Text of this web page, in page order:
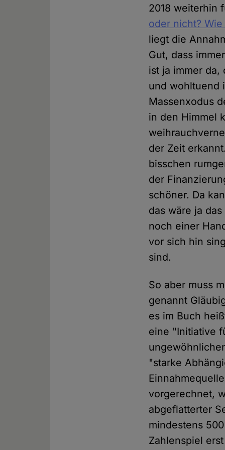
2018 weiterhin
oder nicht?
liegt die
Gut, dass
ist ja immer da,
und wohltuend
Massenxodus
in den Himmel
der Zeit
bisschen
der
schöner. Da
das wäre ja
noch einer
vor sich hin
sind.
So aber muss
genannt
es im Buch
eine "Initiative
"starke
vorgerechnet,
abgeflatterter
mindestens
Zahlenspiel